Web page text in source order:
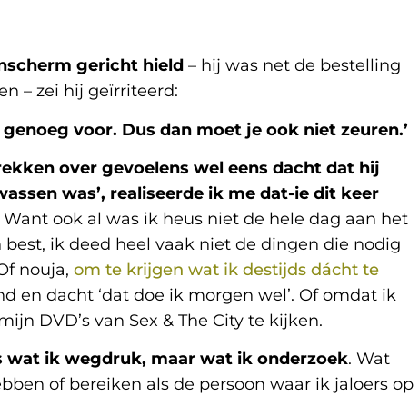
gericht hield – hij was net de bestelling
– zei hij geïrriteerd:
voor. Dus dan moet je ook niet zeuren.’
over gevoelens wel eens dacht dat hij
was’, realiseerde ik me dat-ie dit keer
Want ook al was ik heus niet de hele dag aan het
ik deed heel vaak niet de dingen die nodig
nouja, om te krijgen wat ik destijds dácht te
en dacht ‘dat doe ik morgen wel’. Of omdat ik
DVD’s van Sex & The City te kijken.
wat ik wegdruk, maar wat ik onderzoek. Wat
of bereiken als de persoon waar ik jaloers op